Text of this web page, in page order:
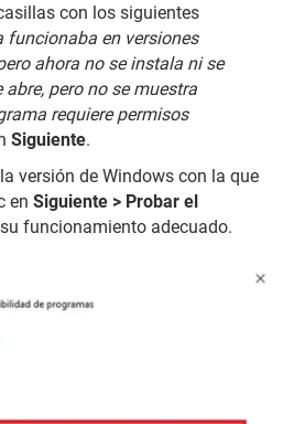
con los siguientes
funcionaba en versiones
ahora no se instala ni se
abre, pero no se muestra
requiere permisos
Siguiente.
versión de Windows con la que
en Siguiente > Probar el
funcionamiento adecuado.